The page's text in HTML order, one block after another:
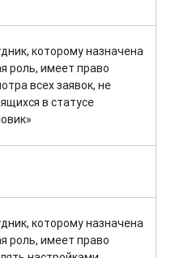
которому назначена
роль, имеет право
всех заявок, не
в статусе
которому назначена
роль, имеет право